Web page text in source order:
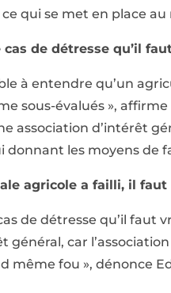
qui se met en place au
de détresse qu’il
à entendre qu’un
sous-évalués »,
association d’intérêt
donnant les moyens de
agricole a failli, il faut
de détresse qu’il faut
général, car
même fou », dénonce